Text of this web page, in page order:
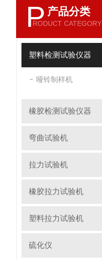
P 产品分类
RODUCT CATEGORY
塑料检测试验仪器
哑铃制样机
橡胶检测试验仪器
弯曲试验机
拉力试验机
橡胶拉力试验机
塑料拉力试验机
硫化仪